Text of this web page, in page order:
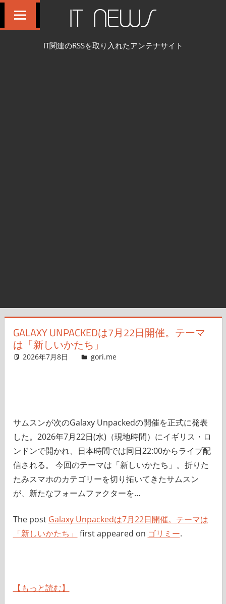
IT NEWS
IT関連のRSSを取り入れたアンテナサイト
GALAXY UNPACKEDは7月22日開催。テーマ
は「新しいかたち」
2026年7月8日 g.O.R.i
gori.me
サムスンが次のGalaxy Unpackedの開催を正式に発表
した。2026年7月22日(水)（現地時間）にイギリス・ロ
ンドンで開かれ、日本時間では同日22:00からライブ配
信される。 今回のテーマは「新しいかたち」。折りた
たみスマホのカテゴリーを切り拓いてきたサムスン
が、新たなフォームファクターを…
The post Galaxy Unpackedは7月22日開催。テーマは
「新しいかたち」 first appeared on ゴリミー.
【もっと読む】